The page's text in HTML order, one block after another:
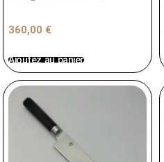
360,00 €
Ajoutez au panier